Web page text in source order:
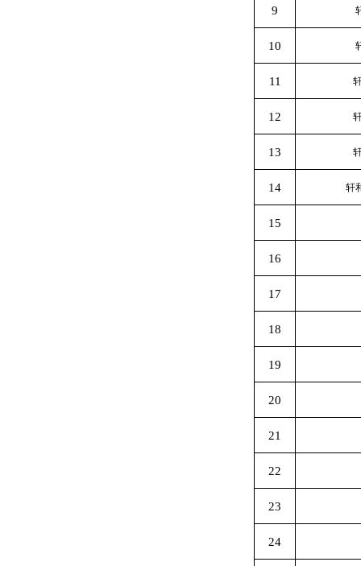
9
10
11
12
13
14 轩
15
16
17
18
19
20
21
22
23
24